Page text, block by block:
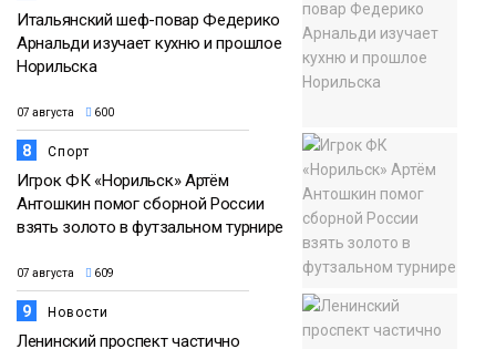
Итальянский шеф-повар Федерико
Арнальди изучает кухню и прошлое
Норильска
07 августа 600
8 Спорт
Игрок ФК «Норильск» Артём
Антошкин помог сборной России
взять золото в футзальном турнире
07 августа 609
9 Новости
Ленинский проспект частично